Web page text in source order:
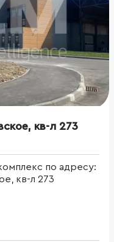
кв-л 273
по адресу:
кв-л 273